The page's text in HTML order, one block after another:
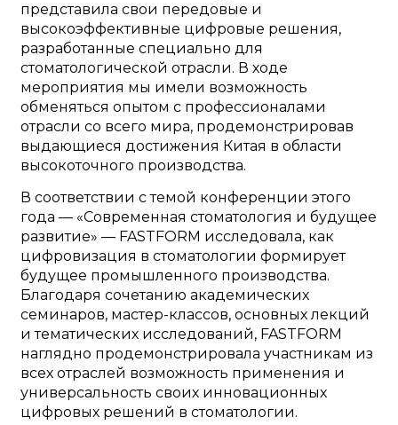
представила свои передовые и
высокоэффективные цифровые решения,
разработанные специально для
стоматологической отрасли. В ходе
мероприятия мы имели возможность
обменяться опытом с профессионалами
отрасли со всего мира, продемонстрировав
выдающиеся достижения Китая в области
высокоточного производства.
В соответствии с темой конференции этого
года — «Современная стоматология и будущее
развитие» — FASTFORM исследовала, как
цифровизация в стоматологии формирует
будущее промышленного производства.
Благодаря сочетанию академических
семинаров, мастер-классов, основных лекций
и тематических исследований, FASTFORM
наглядно продемонстрировала участникам из
всех отраслей возможность применения и
универсальность своих инновационных
цифровых решений в стоматологии.